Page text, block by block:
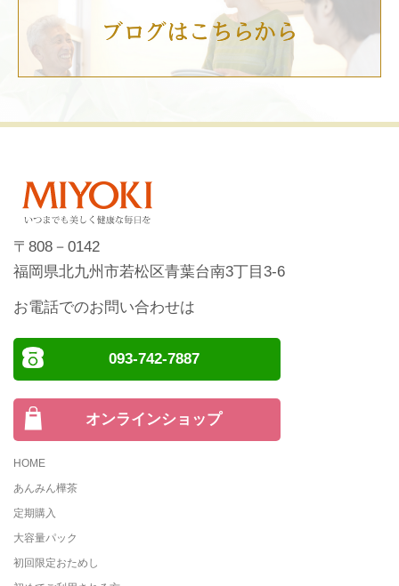
〒808－0142
福岡県北九州市若松区青葉台南3丁目3-6
お電話でのお問い合わせは
093-742-7887
オンラインショップ
HOME
あんみん樺茶
定期購入
大容量パック
初回限定おためし